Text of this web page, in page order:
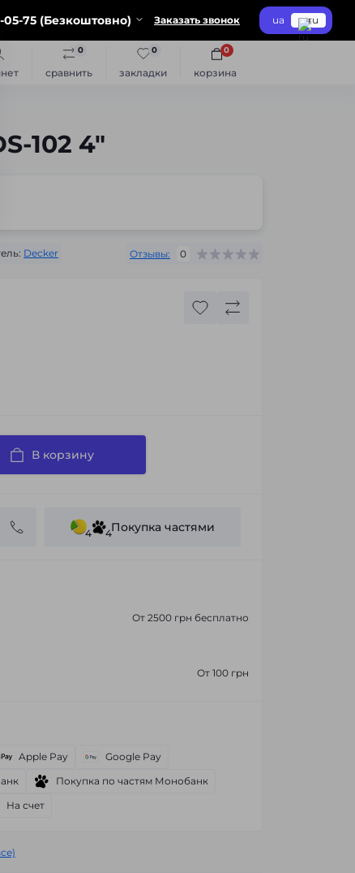
05-75 (Безкоштовно) Заказать звонок ua ru
сравнить
0
закладки
0
корзина
0
102 4″
Decker Отзывы: 0
В корзину
4 4Покупка частями
От 2500 грн бесплатно
От 100 грн
Apple Pay
Google Pay
Покупка по частям Монобанк
На счет